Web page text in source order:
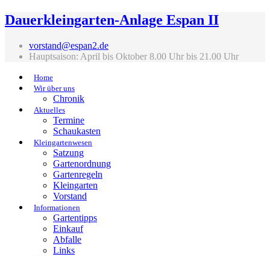
Dauerkleingarten-Anlage Espan II
vorstand@espan2.de
Hauptsaison: April bis Oktober 8.00 Uhr bis 21.00 Uhr
Home
Wir über uns
Chronik
Aktuelles
Termine
Schaukasten
Kleingartenwesen
Satzung
Gartenordnung
Gartenregeln
Kleingarten
Vorstand
Informationen
Gartentipps
Einkauf
Abfalle
Links